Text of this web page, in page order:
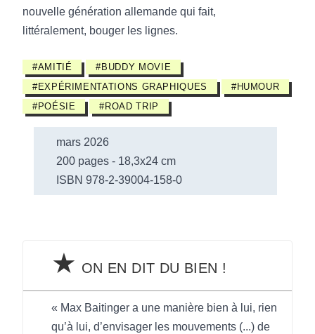
nouvelle génération allemande qui fait,
littéralement, bouger les lignes.
#AMITIÉ
#BUDDY MOVIE
#EXPÉRIMENTATIONS GRAPHIQUES
#HUMOUR
#POÉSIE
#ROAD TRIP
mars 2026
200 pages - 18,3x24 cm
ISBN 978-2-39004-158-0
★ ON EN DIT DU BIEN !
« Max Baitinger a une manière bien à lui, rien
qu’à lui, d’envisager les mouvements (...) de